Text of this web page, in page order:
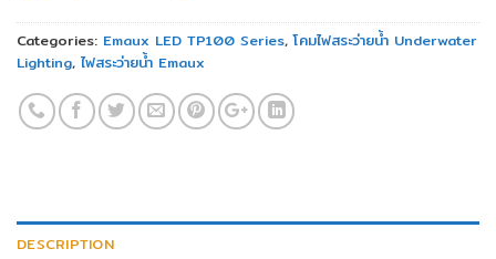
Categories: Emaux LED TP100 Series,โคมไฟสระว่ายน้ำ Underwater
Lighting, ไฟสระว่ายน้ำ Emaux
DESCRIPTION